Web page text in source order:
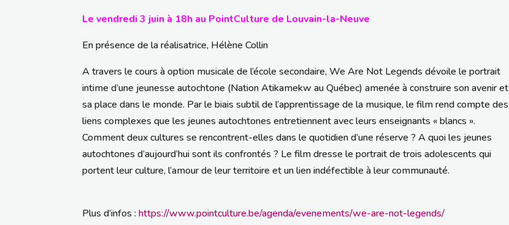
Le vendredi 3 juin à 18h au PointCulture de Louvain-la-Neuve
En présence de la réalisatrice, Hélène Collin
A travers le cours à option musicale de l’école secondaire, We Are Not Legends dévoile le portrait
intime d’une jeunesse autochtone (Nation Atikamekw au Québec) amenée à construire son avenir et
sa place dans le monde. Par le biais subtil de l’apprentissage de la musique, le film rend compte des
liens complexes que les jeunes autochtones entretiennent avec leurs enseignants « blancs ».
Comment deux cultures se rencontrent-elles dans le quotidien d’une réserve ? A quoi les jeunes
autochtones d’aujourd’hui sont ils confrontés ? Le film dresse le portrait de trois adolescents qui
portent leur culture, l’amour de leur territoire et un lien indéfectible à leur communauté.
Plus d’infos :https://www.pointculture.be/agenda/evenements/we-are-not-legends/